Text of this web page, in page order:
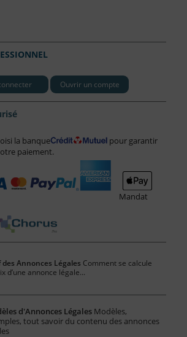
Ouvrir un compte
la banque
pour garantir
paiement.
Mandat
des Annonces Légales Comment se calcule
d’une annonce légale...
d'Annonces Légales Modèles,
tout savoir du contenu des annonces